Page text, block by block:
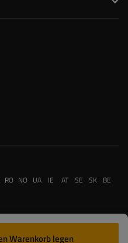
Warenkorb legen
RO NO UA IE AT SE SK BE